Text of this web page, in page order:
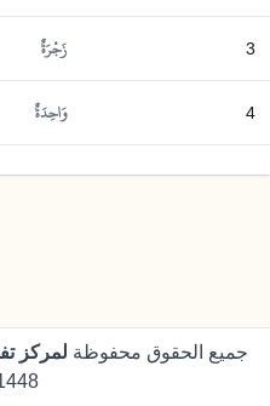
3 زَجْرَةٌ
4 وَاحِدَةٌ
جميع الحقوق محفوظة لمركز
1448هـ